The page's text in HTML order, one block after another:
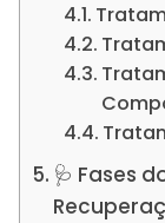
🩺 Fases